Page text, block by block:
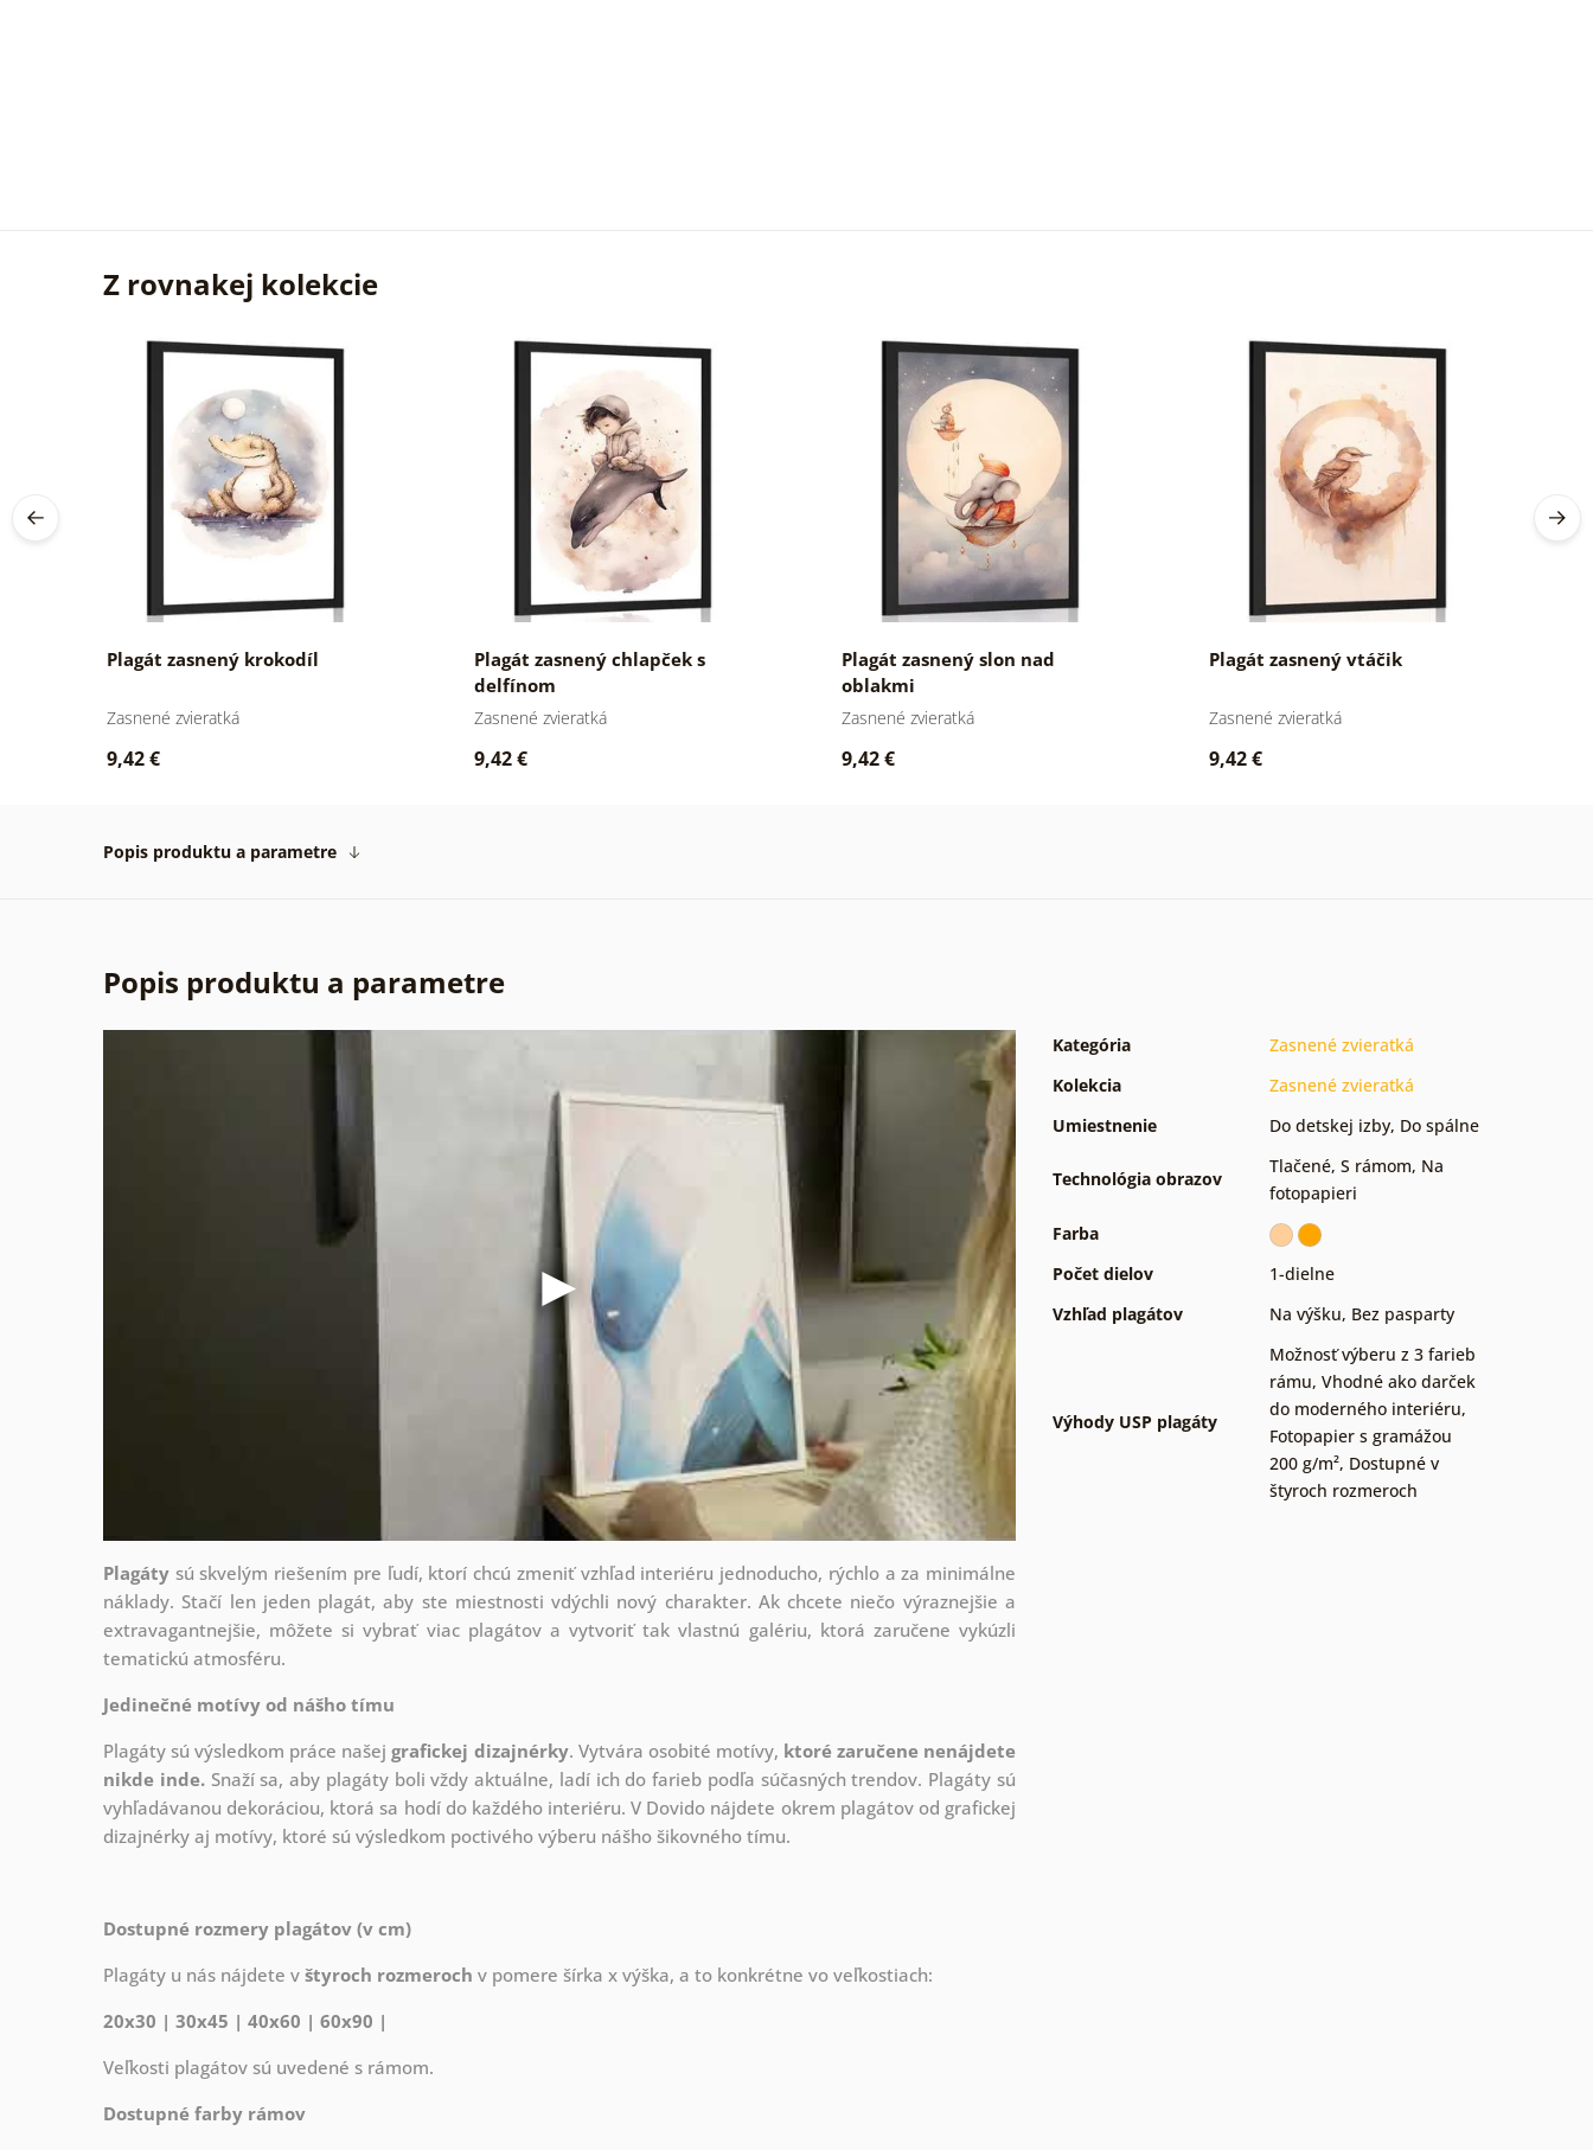
Z rovnakej kolekcie
Plagát zasnený krokodíl
Zasnené zvieratká
9,42 €
Plagát zasnený chlapček s
delfínom
Zasnené zvieratká
9,42 €
Plagát zasnený slon nad
oblakmi
Zasnené zvieratká
9,42 €
Plagát zasnený vtáčik
Zasnené zvieratká
9,42 €
Popis produktu a parametre
Popis produktu a parametre
Plagáty sú skvelým riešením pre ľudí, ktorí chcú zmeniť vzhľad interiéru jednoducho, rýchlo a za minimálne
náklady. Stačí len jeden plagát, aby ste miestnosti vdýchli nový charakter. Ak chcete niečo výraznejšie a
extravagantnejšie, môžete si vybrať viac plagátov a vytvoriť tak vlastnú galériu, ktorá zaručene vykúzli
tematickú atmosféru.
Jedinečné motívy od nášho tímu
Plagáty sú výsledkom práce našejgrafickej dizajnérky. Vytvára osobité motívy, ktoré zaručene nenájdete
nikde inde.Snaží sa, aby plagáty boli vždy aktuálne, ladí ich do farieb podľa súčasných trendov. Plagáty sú
vyhľadávanou dekoráciou, ktorá sa hodí do každého interiéru. V Dovido nájdete okrem plagátov od grafickej
dizajnérky aj motívy, ktoré sú výsledkom poctivého výberu nášho šikovného tímu.
Dostupné rozmery plagátov (v cm)
Plagáty u nás nájdete v štyroch rozmeroch v pomere šírka x výška, a to konkrétne vo veľkostiach:
20x30 | 30x45 | 40x60 | 60x90 |
Veľkosti plagátov sú uvedené s rámom.
Dostupné farby rámov
Kategória
Zasnené zvieratká
Kolekcia
Zasnené zvieratká
Umiestnenie
Do detskej izby, Do spálne
Technológia obrazov
Tlačené, S rámom, Na
fotopapieri
Farba
Počet dielov
1-dielne
Vzhľad plagátov
Na výšku, Bez pasparty
Výhody USP plagáty
Možnosť výberu z 3 farieb
rámu, Vhodné ako darček
do moderného interiéru,
Fotopapier s gramážou
200 g/m², Dostupné v
štyroch rozmeroch